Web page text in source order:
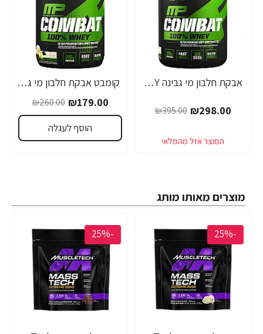
אבקת חלבון מי גבינה WHEY קומבט מאסל פארם טעם וניל 2.7 ק"ג - מבית MusclePharm
₪298.00
₪395.00
קומבט אבקת חלבון מי גבינה WHEY מאסל פארם טעם וניל 907 גרם - מבית MusclePhar
₪179.00
₪260.00
הוסף לעגלה
מוצרים מאותו מותג
-25%
-25%